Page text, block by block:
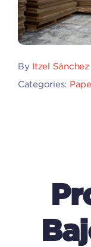
By Itzel Sánchez
Categories: